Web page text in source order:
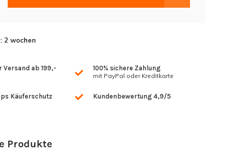
2 wochen
Versand ab 199,-
100% sichere Zahlung
mit PayPal oder Kreditkarte
Käuferschutz Kundenbewertung 4,9/5
Produkte